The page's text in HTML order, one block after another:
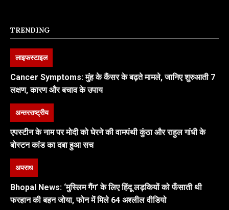
TRENDING
लाइफस्टाइल
Cancer Symptoms: मुंह के कैंसर के बढ़ते मामले, जानिए शुरुआती 7
लक्षण, कारण और बचाव के उपाय
अन्तरराष्ट्रीय
एपस्टीन के नाम पर मोदी को घेरने की वामपंथी कुंठा और राहुल गांधी के
बोस्टन कांड का दबा हुआ सच
अपराध
Bhopal News: ‘मुस्लिम गैंग’ के लिए हिंदू लड़कियों को फँसाती थी
फरहान की बहन जोया, फोन में मिले 64 अश्लील वीडियो